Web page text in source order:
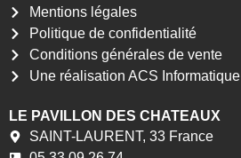
Mentions légales
Politique de confidentialité
Conditions générales de vente
Une réalisation ACS Informatique
LE PAVILLON DES CHATEAUX
SAINT-LAURENT, 33 France